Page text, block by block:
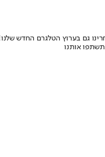
גם בערוץ הטלגרם החדש שלנו
אותנו